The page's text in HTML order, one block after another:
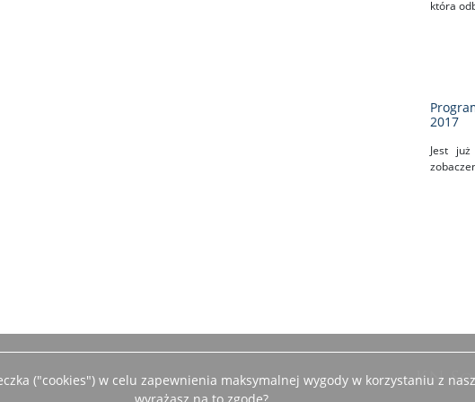
("cookies") w celu zapewnienia maksymalnej wygody w korzystaniu z
która
2017
Jest
KN